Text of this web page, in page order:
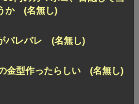
か (名無し)
バレバレ (名無し)
金型作ったらしい (名無し)